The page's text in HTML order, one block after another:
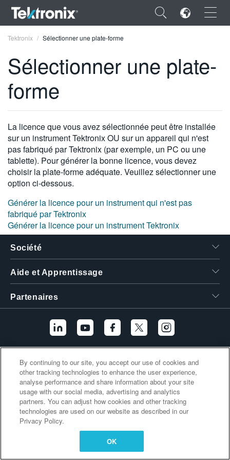
×
ENGLISH
DEUTSCH
VIỆT NAM
简体中文
日本語
한국어
Tektronix Sélectionner une plate-forme
Sélectionner une plate-
forme
La licence que vous avez sélectionnée peut être installée
sur un instrument Tektronix OU sur un appareil qui n'est
pas fabriqué par Tektronix (par exemple, un PC ou une
tablette). Pour générer la bonne licence, vous devez
choisir la plate-forme adéquate. Veuillez sélectionner une
option ci-dessous.
Générer la licence pour un instrument qui n'est pas
fabriqué par Tektronix
Générer la licence pour un instrument Tektronix
Société
Aide et Apprentissage
Partenaires
Liens supplémentaires
By continuing to our site, you accept our use of cookies and
other tracking technologies to enhance the user experience,
analyse performance and share information about your site
usage with our social media, advertising and analytics
partners. You can adjust how cookies and other tracking
technologies are used on our website as described in our
Privacy Policy.
OK